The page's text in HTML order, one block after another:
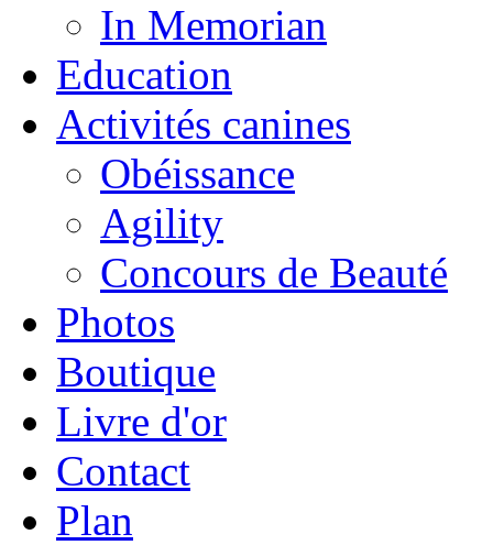
In Memorian
Education
Activités canines
Obéissance
Agility
Concours de Beauté
Photos
Boutique
Livre d'or
Contact
Plan